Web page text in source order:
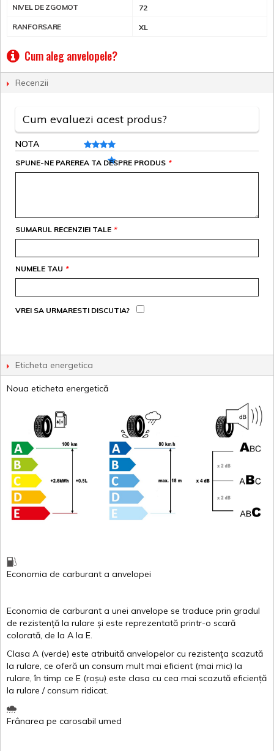
NIVEL DE ZGOMOT 72
RANFORSARE XL
Cum aleg anvelopele?
Recenzii
Cum evaluezi acest produs?
NOTA
*
SPUNE-NE PAREREA TA DESPRE PRODUS
*
SUMARUL RECENZIEI TALE
*
NUMELE TAU
VREI SA URMARESTI DISCUTIA?
Eticheta energetica
Noua eticheta energetică
Economia de carburant a anvelopei
Economia de carburant a unei anvelope se traduce prin gradul
de rezistență la rulare și este reprezentată printr-o scară
colorată, de la A la E.
Clasa A (verde) este atribuită anvelopelor cu rezistența scazută
la rulare, ce oferă un consum mult mai eficient (mai mic) la
rulare,în timp ce E (roșu) este clasa cu cea mai scazută eficiență
la rulare /consum ridicat.
Frânarea pe carosabil umed